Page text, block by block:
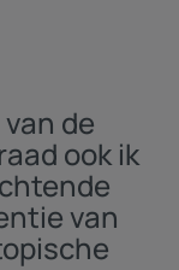
de
ook ik
van